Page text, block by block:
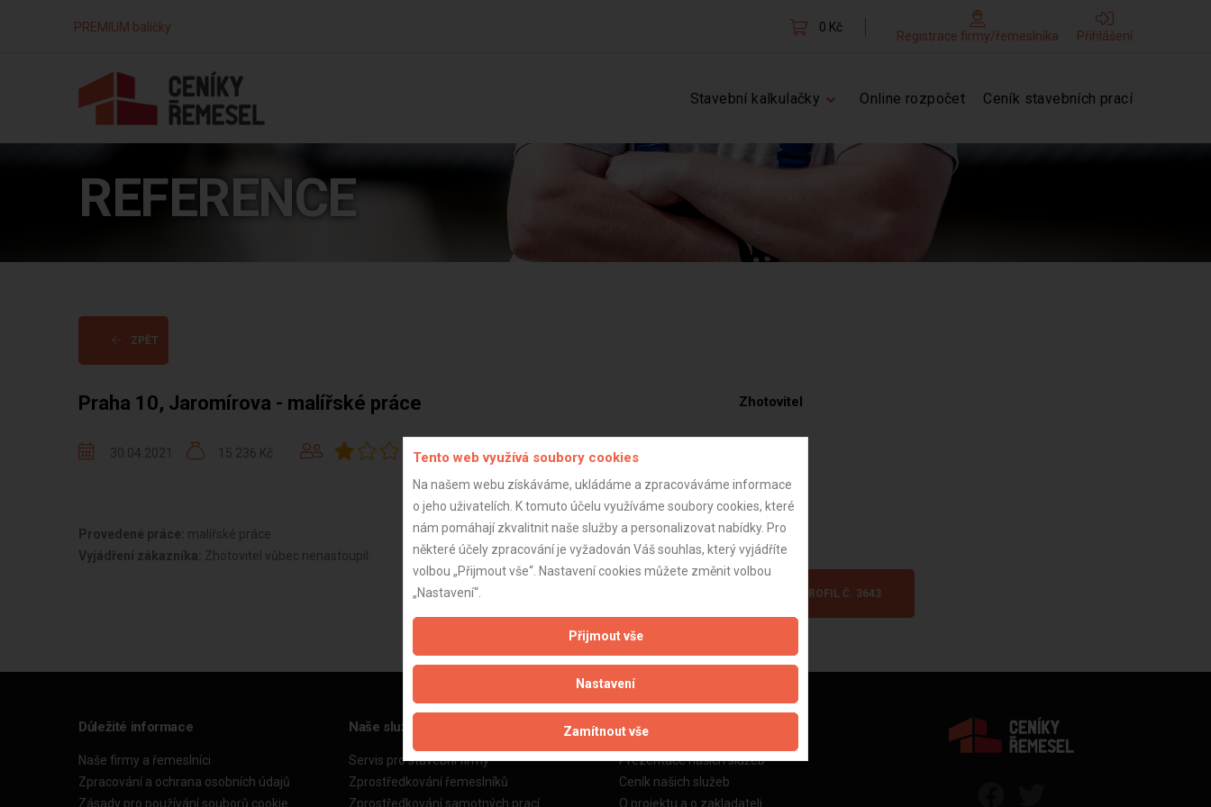
PREMIUM balíčky 0 Kč
Registrace firmy/řemeslníka Přihlášení
Stavební kalkulačky Online rozpočet Ceník stavebních prací
REFERENCE
ZPĚT
Praha 10, Jaromírova - malířské práce
30.04.2021 15 236 Kč (1/5 )
Provedené práce: malířské práce
Vyjádření zákazníka: Zhotovitel vůbec nenastoupil.
Zhotovitel
Filip M.
ZOBRAZIT PROFIL Č. 3643
Důležité informace
Naše firmy a řemeslníci
Zpracování a ochrana osobních údajů
Zásady pro používání souborů cookie
Naše služby
Servis pro stavební firmy
Zprostředkování řemeslníků
Zprostředkování samotných prací
Informace o nás
Prezentace našich služeb
Ceník našich služeb
O projektu a o zakladateli
Tento web využívá soubory cookies
Na našem webu získáváme, ukládáme a zpracováváme informace
o jeho uživatelích. K tomuto účelu využíváme soubory cookies, které
nám pomáhají zkvalitnit naše služby a personalizovat nabídky. Pro
některé účely zpracování je vyžadován Váš souhlas, který vyjádříte
volbou „Přijmout vše“. Nastavení cookies můžete změnit volbou
„Nastavení“.
Přijmout vše
Nastavení
Zamítnout vše